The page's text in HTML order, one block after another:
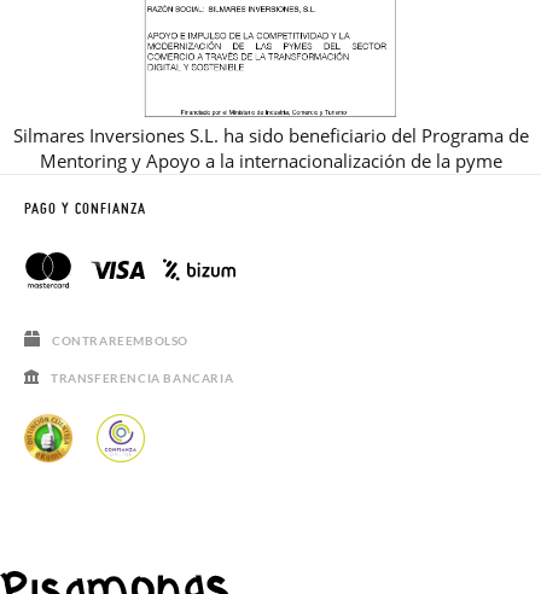
Silmares Inversiones S.L. ha sido beneficiario del Programa de
Mentoring y Apoyo a la internacionalización de la pyme
PAGO Y CONFIANZA
CONTRAREEMBOLSO
TRANSFERENCIA BANCARIA